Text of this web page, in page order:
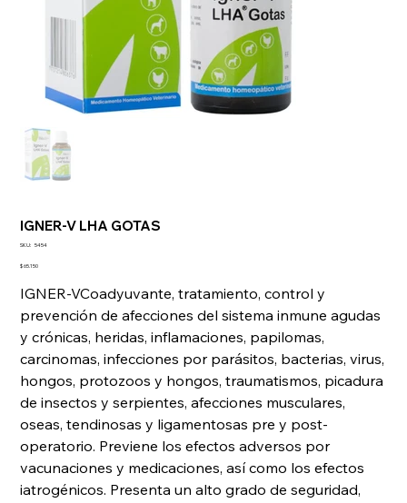
IGNER-V LHA GOTAS
SKU: SKU
5454
Precio
$ 65.150
IGNER-VCoadyuvante, tratamiento, control y
prevención de afecciones del sistema inmune agudas
y crónicas, heridas, inflamaciones, papilomas,
carcinomas, infecciones por parásitos, bacterias, virus,
hongos, protozoos y hongos, traumatismos, picadura
de insectos y serpientes, afecciones musculares,
oseas, tendinosas y ligamentosas pre y post-
operatorio. Previene los efectos adversos por
vacunaciones y medicaciones, así como los efectos
iatrogénicos. Presenta un alto grado de seguridad,